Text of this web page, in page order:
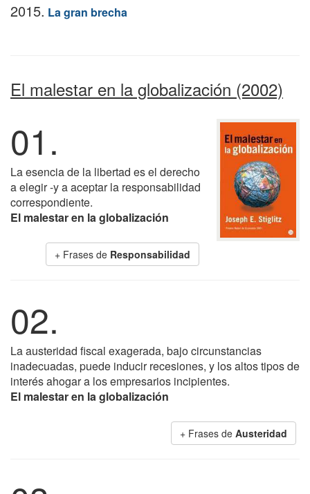
2015. La gran brecha
El malestar en la globalización (2002)
01.
La esencia de la libertad es el derecho
a elegir -y a aceptar la responsabilidad
correspondiente.
El malestar en la globalización
+ Frases de Responsabilidad
02.
La austeridad fiscal exagerada, bajo circunstancias
inadecuadas, puede inducir recesiones, y los altos tipos de
interés ahogar a los empresarios incipientes.
El malestar en la globalización
+ Frases de Austeridad